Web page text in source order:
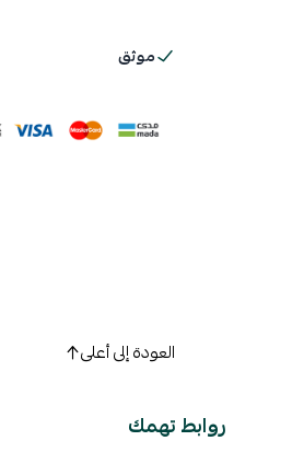
موثق
العودة إلى أعلى
روابط تهمك